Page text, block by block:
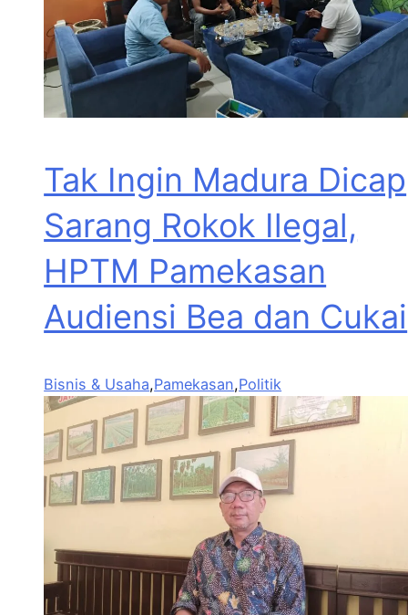
Tak Ingin Madura Dicap
Sarang Rokok Ilegal,
HPTM Pamekasan
Audiensi Bea dan Cukai
Bisnis & Usaha,Pamekasan,Politik